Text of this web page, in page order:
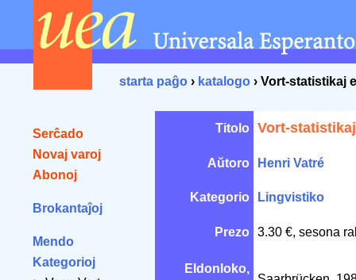
starta paĝo › katalogo › Vort-statistikaj
Serĉado
Novaj varoj
Abonoj
Brokantaĵoj
Mendo
Kategorioj
Titolo Vort-
Aŭtoro Henri Vatré
Kategorio Lingvistiko
Prezo 3.30 €, sesona
Eldonloko,